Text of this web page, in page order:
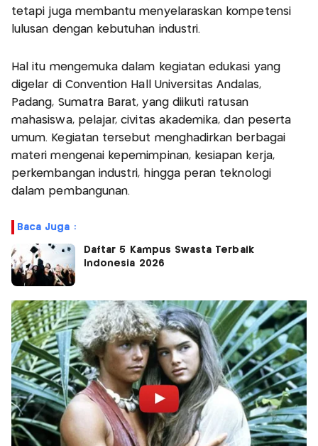
tetapi juga membantu menyelaraskan kompetensi
lulusan dengan kebutuhan industri.
Hal itu mengemuka dalam kegiatan edukasi yang
digelar di Convention Hall Universitas Andalas,
Padang, Sumatra Barat, yang diikuti ratusan
mahasiswa, pelajar, civitas akademika, dan peserta
umum. Kegiatan tersebut menghadirkan berbagai
materi mengenai kepemimpinan, kesiapan kerja,
perkembangan industri, hingga peran teknologi
dalam pembangunan.
Baca Juga :
Daftar 5 Kampus Swasta Terbaik
Indonesia 2026